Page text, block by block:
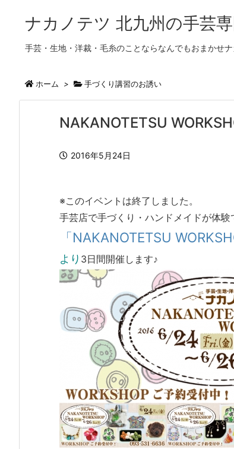
ナカノテツ 北九州の手芸
手芸・生地・洋裁・毛糸のことならなんでもおまかせ
ホーム > 手づくり講習のお誘い
NAKANOTETSU
2016年5月24日
※このイベントは終了しました。
手芸店で手づくり・ハンドメイドが体験
「NAKANOTETSU
より 3日間開催します♪